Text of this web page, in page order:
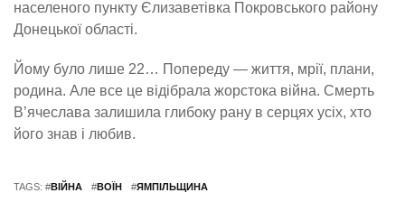
населеного пункту Єлизаветівка Покровського району
Донецької області.
Йому було лише 22… Попереду — життя, мрії, плани,
родина. Але все це відібрала жорстока війна. Смерть
В’ячеслава залишила глибоку рану в серцях усіх, хто
його знав і любив.
TAGS: #ВІЙНА #ВОЇН #ЯМПІЛЬЩИНА